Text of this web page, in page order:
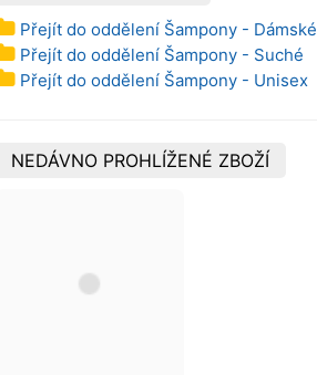
Přejít do oddělení Šampony - Dámské
Přejít do oddělení Šampony - Suché
Přejít do oddělení Šampony - Unisex
NEDÁVNO PROHLÍŽENÉ ZBOŽÍ